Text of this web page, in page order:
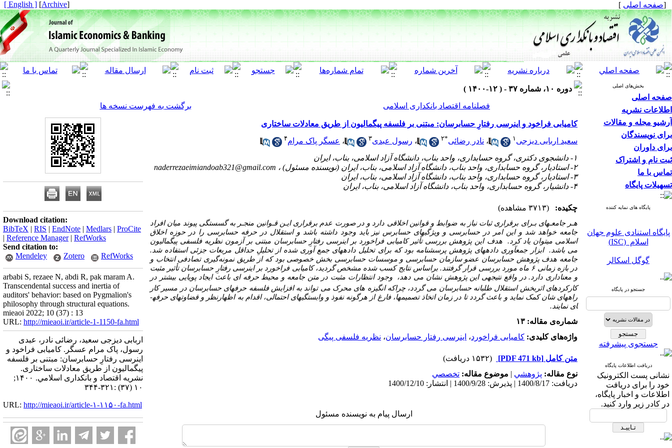
[صفحه اصلی ]
[
Archive
]
[ English ]
بخش‌های اصلی
صفحه اصلی
اطلاعات نشریه
آرشیو مجله و مقالات
برای نویسندگان
برای داوران
ثبت نام و اشتراک
تماس با ما
تسهیلات پایگاه
پایگاه های نمایه کننده
پایگاه استنادی علوم جهان
اسلام (ISC)
گوگل اسکالر
نورمگز
سیویلیکا
پایگاه استنادی علوم جهان
اسلام (ISC)
مگ ایران
جستجو در پایگاه
جستجوی پیشرفته
دریافت اطلاعات پایگاه
نشانی پست الکترونیک
خود را برای دریافت
اطلاعات و اخبار پایگاه،
در کادر زیر وارد کنید.
دوره ۱۰، شماره ۳۷ - ( ۱۲-۱۴۰۰ )
فصلنامه اقتصاد بانکداری اسلامی
برگشت به فهرست نسخه ها
کامیابی فراخود و اینرسی رفتارِ حسابرسان: مبتنی بر فلسفه پیگمالیون از طریق معادلات ساختاری
سعید اربابی دیزجی ۱ ، نادر رضائی*۲ ، رسول عبدی۳ ، عسگر پاک مرام۴
۱- دانشجوی دکتری، گروه حسابداری، واحد بناب، دانشگاه آزاد اسلامی، بناب، ایران
۲- استادیار، گروه حسابداری، واحد بناب، دانشگاه آزاد اسلامی، بناب، ایران (نویسنده مسئول) ،
naderrezaeimiandoab321@gmail.com
۳- استادیار، گروه حسابداری، واحد بناب، دانشگاه آزاد اسلامی، بناب، ایران
۴- دانشیار، گروه حسابداری، واحد بناب، دانشگاه آزاد اسلامی، بناب، ایران
چکیده: (۳۷۱۳ مشاهده)
هـر جامعـه­ای بـرای برقراری ثبات نیاز به ضوابط و قوانین اخلاقی دارد و در صورت عدم برقراری ایـن قـوانین منجـر به گسستگی پیوند میان افراد
جامعه خواهد شد و این امر در حسابرسی و ویژگی­های حسابرس نیز باید وجود داشته باشد و استقلال در حرفه حسابرسی را در حوزه اخلاق
اسلامی می­توان یاد کرد.هدف این پژوهش بررسی تأثیر کامیابی فراخورد بر اینرسی رفتارِ حسابرسان مبتنی بر آزمون نظریه فلسفی پیگمالیون
می باشد. ابزار جمع­آوری داده­های پژوهش پرسشنامه بود که برای تحلیل داده­های جمع آوری شده از تحلیلِ حداقل مربعات جزئی استفاده شد.
جامعه هدف پژوهش حسابرسان عضو سازمان حسابرسی و موسسات حسابرسی بخش خصوصی بود که از طریق نمونه‌گیری تصادفی انتخاب و
در بازه زمانی۶ ماه مورد بررسی قرار گرفتند. براساس نتایج کسب شده مشخص گردید، کامیابی فراخورد بر اینرسی رفتارِ حسابرسان تأثیر مثبت
و معناداری دارد. در واقع نتیجهی این پژوهش نشان می دهد، وجود انتظارات مثبت در متن جامعه و محیط حرفه ای باعث ایجاد پویایی بیشتر در
کارکردهای اثربخش استقلال طلبانه حسابرسان می گردد، چراکه انگیزه های محرک می تواند به افزایش فلسفه حرفه­ای حسابرسان در مسیر کار
راه­های شان کمک نماید و باعث گردد تا در زمان اتخاذ تصمیم­ها، فارغ از هرگونه نفوذ و وابستگی­های احتمالی، اقدام به اظهارنظر و قضاوت­های حرفه­
ای نمایند.
شماره‌ی مقاله: ۱۳
واژه‌های کلیدی: کامیابی فراخورد، اینرسی رفتار حسابرسان، نظریه فلسفی پیگی
متن کامل [PDF 471 kb]
(۱۵۳۲ دریافت)
نوع مقاله: پژوهشي | موضوع مقاله: تخصصي
دریافت: 1400/8/17 | پذیرش: 1400/9/28 | انتشار: 1400/12/10
ارسال پیام به نویسنده مسئول
Download citation:
BibTeX | RIS | EndNote | Medlars | ProCite
| Reference Manager| RefWorks
Send citation to:
Mendeley
Zotero RefWorks
arbabi S, rezaee N, abdi R, pak maram A.
Transcendental success and inertia of
auditors' behavior: based on Pygmalion's
philosophy through structural equations.
mieaoi 2022; 10 (37) : 13
URL: http://mieaoi.ir/article-1-1150-fa.html
اربابی دیزجی سعید، رضائی نادر، عبدی
رسول، پاک مرام عسگر. کامیابی فراخود و
اینرسی رفتارِ حسابرسان: مبتنی بر فلسفه
پیگمالیون از طریق معادلات ساختاری.
نشریه اقتصاد و بانکداری اسلامي. ۱۴۰۰;
۱۰ (۳۷) :۳۲۱-۳۴۴
URL: http://mieaoi.ir/article-۱-۱۱۵۰-fa.html